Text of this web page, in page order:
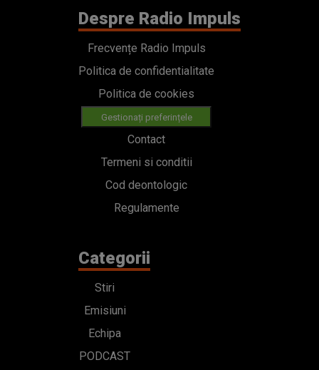
Despre Radio Impuls
Frecvențe Radio Impuls
Politica de confidentialitate
Politica de cookies
Gestionați preferințele
Contact
Termeni si conditii
Cod deontologic
Regulamente
Categorii
Stiri
Emisiuni
Echipa
PODCAST